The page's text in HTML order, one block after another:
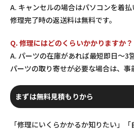
A. キャンセルの場合はパソコンを着払
修理完了時の返送料は無料です。
Q. 修理にはどのくらいかかりますか？
A. パーツの在庫があれば最短即日〜3
パーツの取り寄せが必要な場合は、事
まずは無料見積もりから
「修理にいくらかかるか知りたい」